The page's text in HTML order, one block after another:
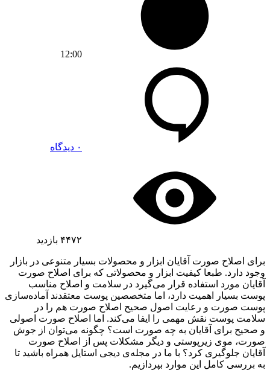
12:00
۰ دیدگاه
۴۴۷۲ بازدید
برای اصلاح صورت آقایان ابزار و محصولات بسیار متنوعی در بازار
وجود دارد. طبعا کیفیت ابزار و محصولاتی که برای اصلاح صورت
آقایان مورد استفاده قرار می‌گیرد در سلامت و اصلاح مناسب
پوست بسیار اهمیت دارد، اما متخصصین پوست معتقدند آماده‌سازی
پوست صورت و رعایت اصول صحیح اصلاح صورت هم را در
سلامت پوست نقش مهمی را ایفا می‌کند. اما اصلاح صورت اصولی
و صحیح برای آقایان به چه صورت است؟ چگونه می‌توان از جوش
صورت، موی زیرپوستی و دیگر مشکلات پس از اصلاح صورت
آقایان جلوگیری کرد؟ با ما در مجله‌ی دیجی استایل همراه باشید تا
به بررسی کامل این موارد بپردازیم.